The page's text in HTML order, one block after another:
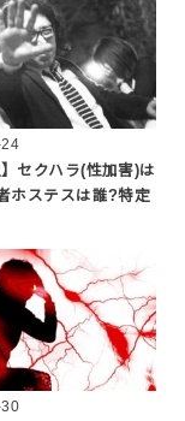
】セクハラ(性加害)は
ホステスは誰?特定